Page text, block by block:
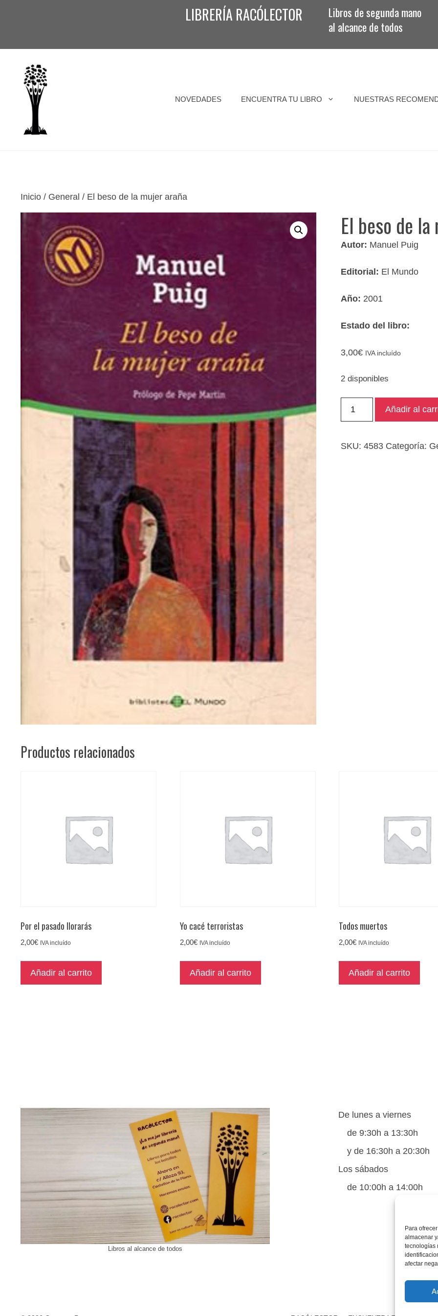
Para
almacenar
tecnologías
afectar
LIBRERÍA RACÓLECTOR
Libros de segunda mano
al alcance de todos
NOVEDADES ENCUENTRA TU LIBRO NUESTRAS
Inicio / General / El beso de la mujer araña
El beso de
Autor: Manuel Puig
Editorial: El Mundo
Año: 2001
Estado del libro:
3,00€ IVA incluído
2 disponibles
la
Añadir al
SKU:4583 Categoría:
Productos relacionados
Por el pasado llorarás
2,00€ IVA incluído
Añadir al carrito
Yo cacé terroristas
2,00€ IVA incluído
Añadir al carrito
Todos muertos
2,00€ IVA incluído
Añadir al carrito
Libros al alcance de todos
De lunes a viernes
de 9:30h a 13:30h
y de 16:30h a 20:30h
Los sábados
de 10:00h a 14:00h